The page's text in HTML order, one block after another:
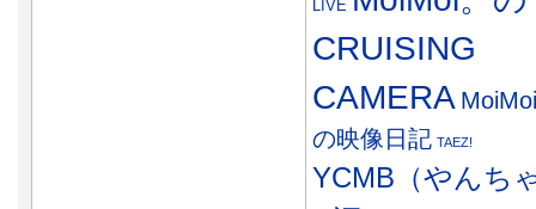
LIVE
CRUISING
CAMERA
の映像日記 TAEZ!
YCMB（やんち